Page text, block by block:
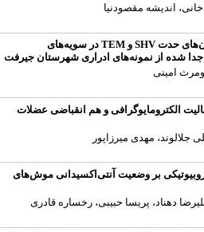
اندیشه مقصودنیا
بررسی مولکولی وجود ژن‌های حدت SHV و TEM در سویه‌های
شده از نمونه‌های ادراری شهرستان جیرفت
امینی
الکترومایوگرافی و هم انقباضی عضلات
مهدی میرزاپور
بر وضعیت آنتی‌اکسیدانی موش‌های
دهناد، پریسا حبیبی، رخساره قادری